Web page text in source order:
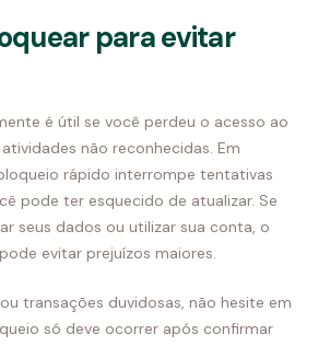
para evitar
é útil se você perdeu o acesso ao
não reconhecidas. Em
rápido interrompe tentativas
pode ter esquecido de atualizar. Se
seus dados ou utilizar sua conta, o
evitar prejuízos maiores.
transações duvidosas, não hesite em
só deve ocorrer após confirmar